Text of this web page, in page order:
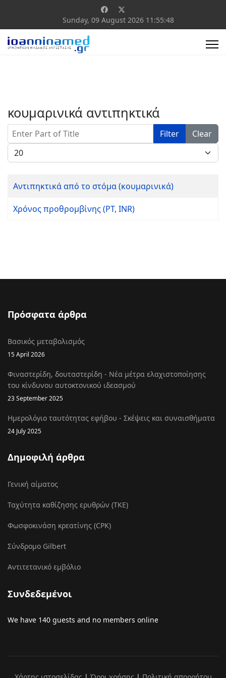
Sunday, 09 August 2026 11:55:48
κουμαρινικά αντιπηκτικά
Enter Part of Title Filter
Clear
Display #
Αντιπηκτικά από το στόμα (κουμαρινικά)
Χρόνος προθρομβίνης (PT, INR)
Πρόσφατα άρθρα
Βασικός μεταβολισμός
15 April 2026
Φιναστερίδη, δουταστερίδη - Νέα μέτρα ελαχιστοποίησης
του κίνδυνου αυτοκτονικού ιδεασμού
23 September 2025
Ημερολόγιο ταυτότητας εφήβου - Σκέψεις και συναισθήματα
24 July 2025
Δημοφιλή άρθρα
Γενική αίματος
Ταχύτητα καθίζησης ερυθρών (ΤΚΕ)
Φωσφοκινάση κρεατίνης (CPK)
Σύνδρομο Gilbert
Αντιτετανικό εμβόλιο
Συνδεδεμένοι
We have 140 guests and no members online